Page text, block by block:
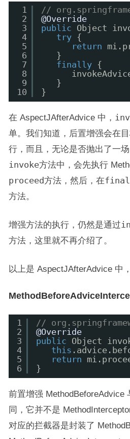
1
2
3
4
5
6
7
8
9
10
//
@Override
public
Object
try {
return
}
finally {
}
}
在 AspectJAfterAdvice 中，
单。我们知道，后置增强会在
行，而且，无论是否抛出了一
invoke方法中，会先执行
proceed方法，然后，在
方法。
增强方法的执行，仍然是通过
方法，这里就不再介绍了。
以上是 AspectJAfterAdvice 中
1
2
3
4
5
6
//
@Override
public
Object
this
return
}
前置增强 MethodBeforeAdvice
同，它并不是
对应的拦截器是封装了